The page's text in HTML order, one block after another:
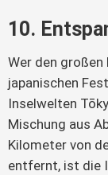
10.
Wer den
japanischen
Inselwelten
Mischung aus
Kilometer von
entfernt, ist die